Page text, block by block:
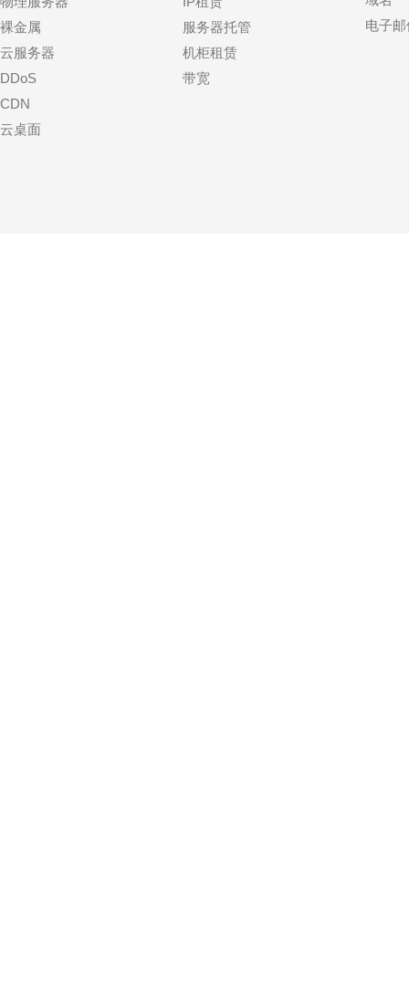
裸金属
云服务器
DDoS
CDN
云桌面
服务器托管
机柜租赁
带宽
电子